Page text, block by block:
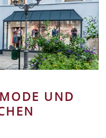
UND